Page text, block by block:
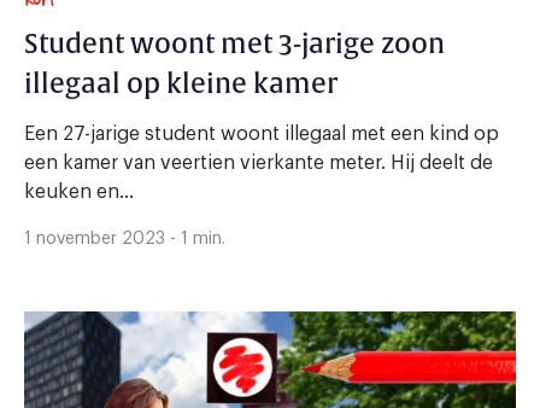
Student woont met 3-jarige zoon
illegaal op kleine kamer
Een 27-jarige student woont illegaal met een kind op
een kamer van veertien vierkante meter. Hij deelt de
keuken en...
1 november 2023 - 1 min.